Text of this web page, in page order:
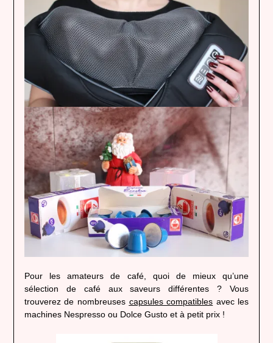
Pour les amateurs de café, quoi de mieux qu’une
sélection de café aux saveurs différentes ? Vous
trouverez de nombreuses capsules compatibles avec les
machines Nespresso ou Dolce Gusto et à petit prix !